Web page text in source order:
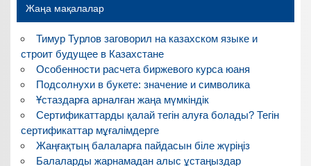
Жаңа мақалалар
Тимур Турлов заговорил на казахском языке и
строит будущее в Казахстане
Особенности расчета биржевого курса юаня
Подсолнухи в букете: значение и символика
Ұстаздарға арналған жаңа мүмкіндік
Сертификаттарды қалай тегін алуға болады? Тегін
сертификаттар мұғалімдерге
Жаңғақтың балаларға пайдасын біле жүріңіз
Балаларды жарнамадан алыс ұстаңыздар